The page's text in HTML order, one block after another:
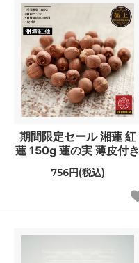
期間限定セール 湘蓮 紅
蓮 150g 蓮の実 薄皮付き
756円(税込)